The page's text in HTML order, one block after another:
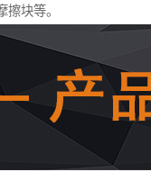
块等。